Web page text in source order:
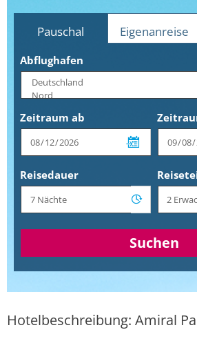
Pauschal Eigenanreise
Abflughafen
Zeitraum ab
Reisedauer
Suchen
Hotelbeschreibung: Amiral